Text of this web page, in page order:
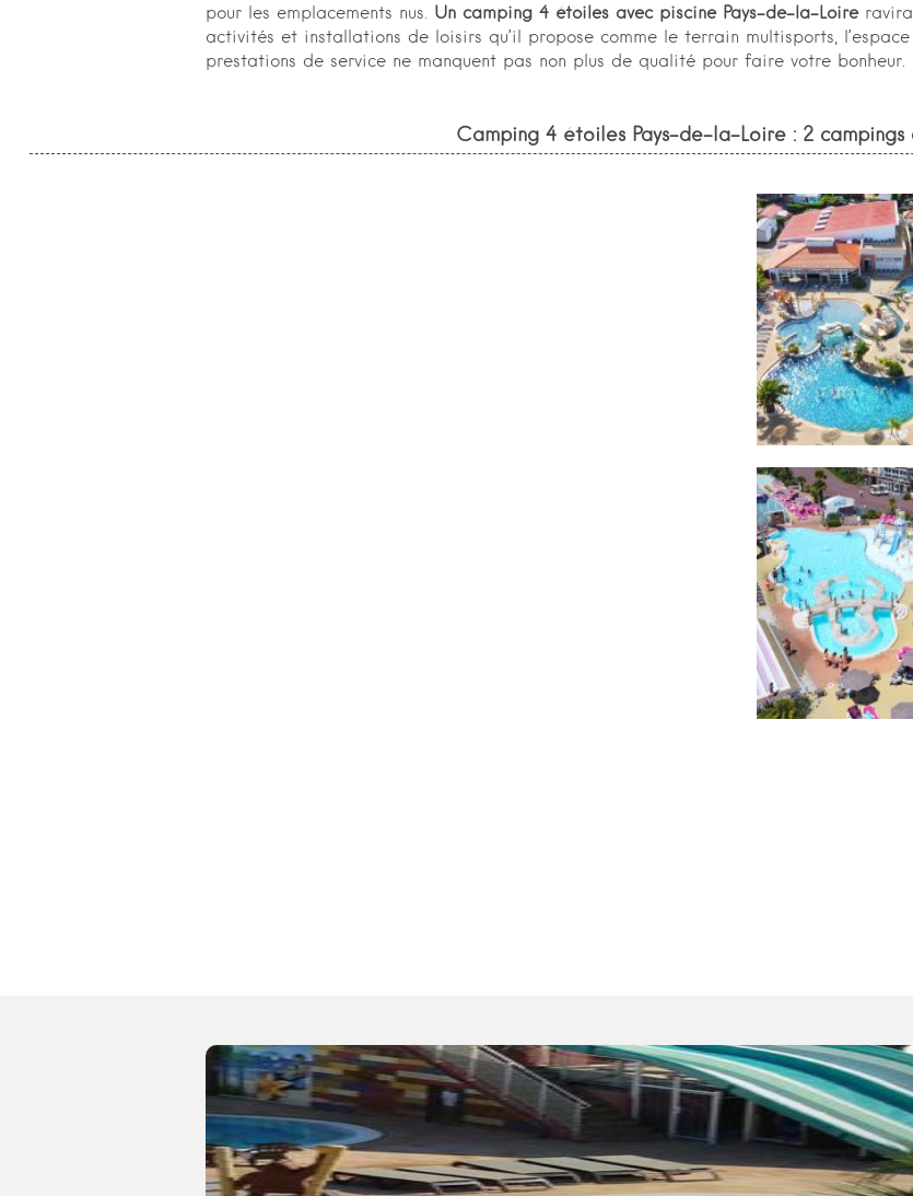
pour les emplacements nus. Un camping 4 étoiles avec piscine Pays-de-la-Loireravira
activités et installations de loisirs qu’il propose comme le terrain multisports,
prestations de service ne manquent pas non plus de qualité pour faire votre bonheur.
Camping 4 étoiles Pays-de-la-Loire : 2 campings